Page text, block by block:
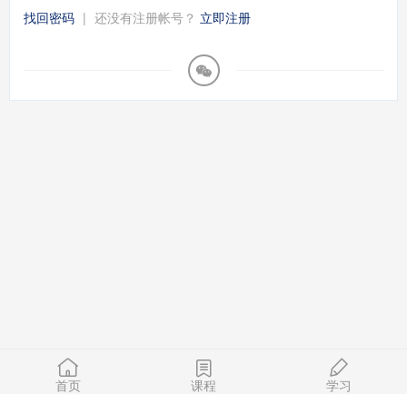
找回密码 | 还没有注册帐号？ 立即注册
首页 课程 学习